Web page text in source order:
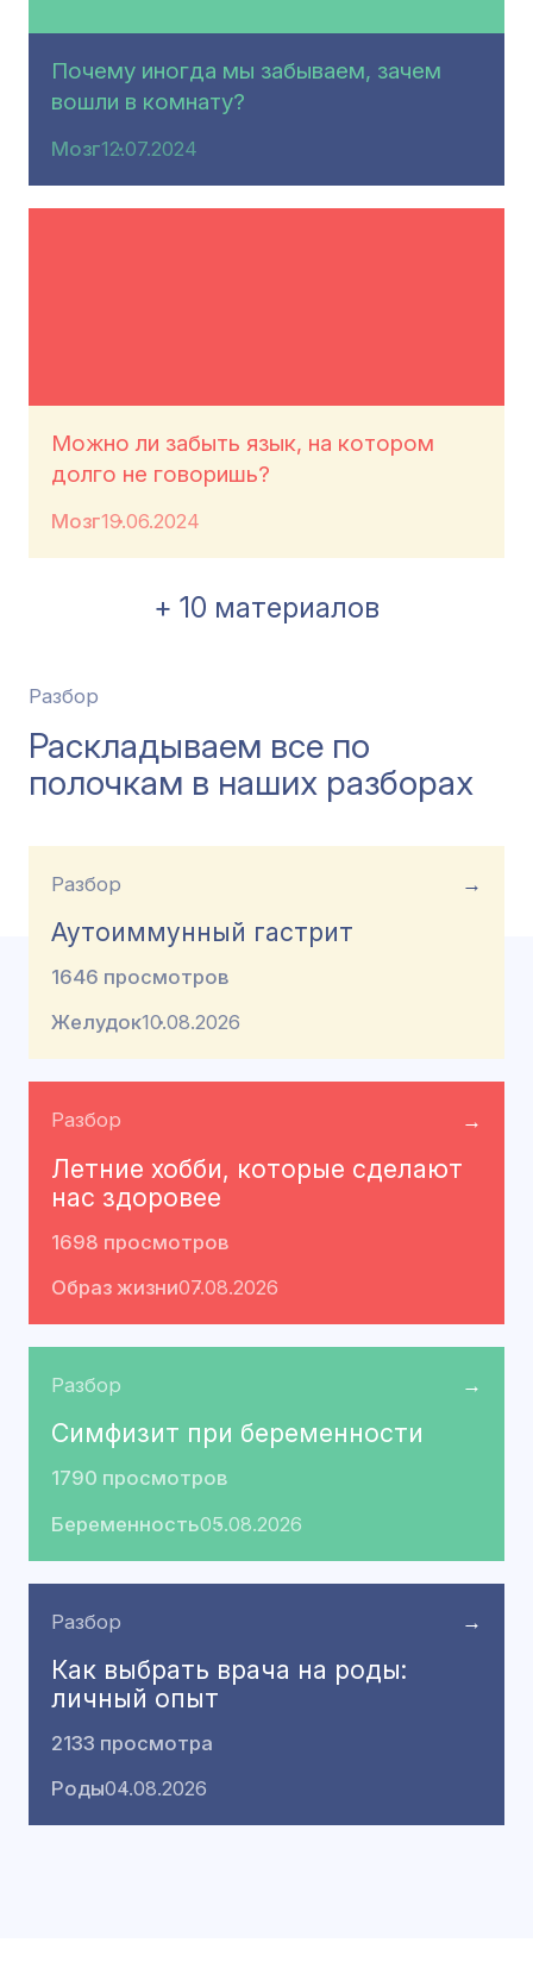
Почему иногда мы забываем, зачем
вошли в комнату?
Мозг12.07.2024
Можно ли забыть язык, на котором
долго не говоришь?
Мозг19.06.2024
+ 10 материалов
Разбор
Раскладываем все по
полочкам в наших разборах
Разбор →
Аутоиммунный гастрит
1646 просмотров
Желудок10.08.2026
Разбор →
Летние хобби, которые сделают
нас здоровее
1698 просмотров
Образ жизни07.08.2026
Разбор →
Симфизит при беременности
1790 просмотров
Беременность05.08.2026
Разбор →
Как выбрать врача на роды:
личный опыт
2133 просмотра
Роды04.08.2026